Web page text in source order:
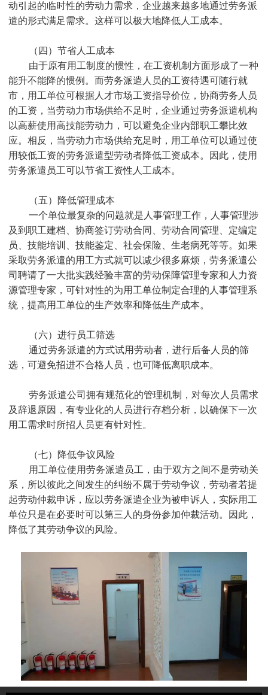
动引起的临时性的劳动力需求，企业越来越多地通过劳务派
遣的形式满足需求。这样可以极大地降低人工成本。
（四）节省人工成本
由于原有用工制度的惯性，在工资机制方面形成了一种
能升不能降的惯例。而劳务派遣人员的工资待遇可随行就
市，用工单位可根据人才市场工资指导价位，协商劳务人员
的工资，当劳动力市场供给不足时，企业通过劳务派遣机构
以高薪使用高技能劳动力，可以避免企业内部职工攀比效
应。相反，当劳动力市场供给充足时，用工单位可以通过使
用较低工资的劳务派遣型劳动者降低工资成本。因此，使用
劳务派遣员工可以节省工资性人工成本。
（五）降低管理成本
一个单位最复杂的问题就是人事管理工作，人事管理涉
及到职工建档、协商签订劳动合同、劳动合同管理、定编定
员、技能培训、技能鉴定、社会保险、生老病死等等。如果
采取劳务派遣的用工方式就可以减少很多麻烦，劳务派遣公
司聘请了一大批实践经验丰富的劳动保障管理专家和人力资
源管理专家，可针对性的为用工单位制定合理的人事管理系
统，提高用工单位的生产效率和降低生产成本。
（六）进行员工筛选
通过劳务派遣的方式试用劳动者，进行后备人员的筛
选，可避免招进不合格人员，也可降低离职成本。
劳务派遣公司拥有规范化的管理机制，对每次人员需求
及辞退原因，有专业化的人员进行存档分析，以确保下一次
用工需求时所招人员更有针对性。
（七）降低争议风险
用工单位使用劳务派遣员工，由于双方之间不是劳动关
系，所以彼此之间发生的纠纷不属于劳动争议，劳动者若提
起劳动仲裁申诉，应以劳务派遣企业为被申诉人，实际用工
单位只是在必要时可以第三人的身份参加仲裁活动。因此，
降低了其劳动争议的风险。